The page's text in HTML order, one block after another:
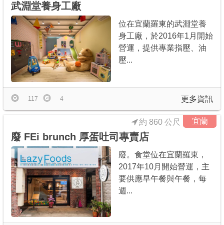
武淵堂養身工廠
位在宜蘭羅東的武淵堂養
身工廠，於2016年1月開始
營運，提供專業指壓、油
壓...
更多資訊
117 4
宜蘭
廢 FEi brunch 厚蛋吐司專賣店
約 860 公尺
廢。食堂位在宜蘭羅東，
2017年10月開始營運，主
要供應早午餐與午餐，每
週...